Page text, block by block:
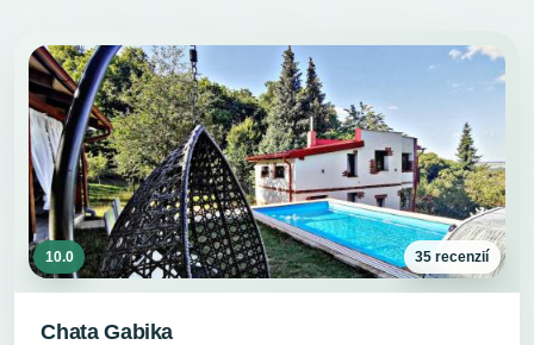
10.0 35 recenzií
Chata Gabika